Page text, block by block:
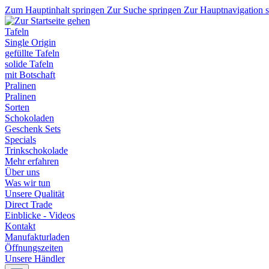
Zum Hauptinhalt springen Zur Suche springen Zur Hauptnavigation
Tafeln
Single Origin
gefüllte Tafeln
solide Tafeln
mit Botschaft
Pralinen
Pralinen
Sorten
Schokoladen
Geschenk Sets
Specials
Trinkschokolade
Mehr erfahren
Über uns
Was wir tun
Unsere Qualität
Direct Trade
Einblicke - Videos
Kontakt
Manufakturladen
Öffnungszeiten
Unsere Händler